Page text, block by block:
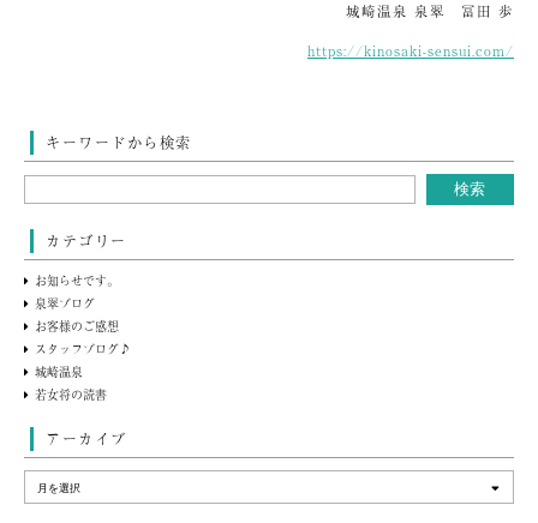
城崎温泉 泉翠 冨田 歩
https://kinosaki-sensui.com/
キーワードから検索
カテゴリー
お知らせです。
泉翠ブログ
お客様のご感想
スタッフブログ♪
城崎温泉
若女将の読書
アーカイブ